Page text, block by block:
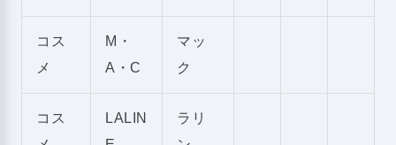
コス
メ
M・
A・C
マッ
ク
コス
LALIN
ラリ